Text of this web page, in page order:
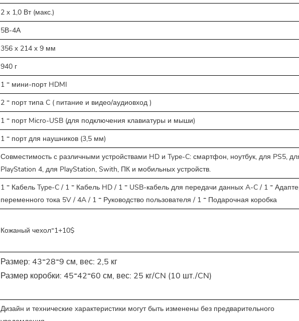
2 х 1,0 Вт (макс.)
5В-4А
356 х 214 х 9 мм
940 г
1 * мини-порт HDMI
2 * порт типа C ( питание и видео/аудиовход )
1 * порт Micro-USB (для подключения клавиатуры и мыши)
1 * порт для наушников (3,5 мм)
Совместимость с различными устройствами HD и Type-C: смартфон, ноутбук, для PS5,
PlayStation 4, для PlayStation, Swith, ПК и мобильных устройств.
1 * Кабель Type-C / 1 * Кабель HD / 1 * USB-кабель для передачи данных A-C / 1 *
переменного тока 5V / 4A / 1 * Руководство пользователя / 1 * Подарочная коробка
Кожаный чехол*1+10$
Размер: 43*28*9 см, вес: 2,5 кг
Размер коробки: 45*42*60 см, вес: 25 кг/CN (10 шт./CN)
Дизайн и технические характеристики могут быть изменены без предварительного